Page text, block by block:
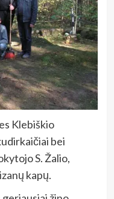
Klebiškio
bei
S. Žalio,
kapų.